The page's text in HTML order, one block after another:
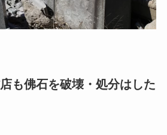
も佛石を破壊・処分はした